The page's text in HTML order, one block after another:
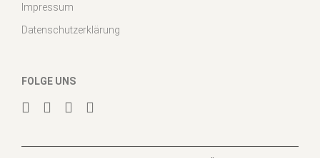
Impressum
Datenschutzerklärung
FOLGE UNS